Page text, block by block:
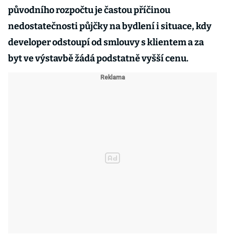
původního rozpočtu je častou příčinou
nedostatečnosti půjčky na bydlení i situace, kdy
developer odstoupí od smlouvy s klientem a za
byt ve výstavbě žádá podstatně vyšší cenu.